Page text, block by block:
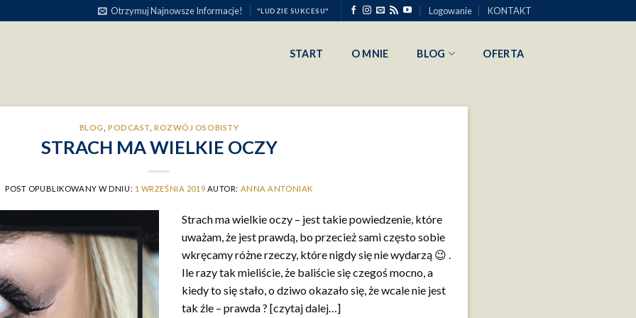
Otrzymuj Najnowsze Informacje! "LUDZIE SUKCESU" Logowanie KONTAKT
START O MNIE BLOG OFERTA
BLOG PODCAST ROZWÓJ OSOBISTY
STRACH MA WIELKIE OCZY
POST OPUBLIKOWANY W DNIU: 1 WRZEŚNIA 2019 AUTOR: ANNA ANTONIAK
Strach ma wielkie oczy – jest takie powiedzenie, które
uważam, że jest prawdą, bo przecież sami często sobie
wkręcamy różne rzeczy, które nigdy się nie wydarzą 😉 .
Ile razy tak mieliście, że baliście się czegoś mocno, a
kiedy to się stało, o dziwo okazało się, że wcale nie jest
tak źle – prawda ? [czytaj dalej…]